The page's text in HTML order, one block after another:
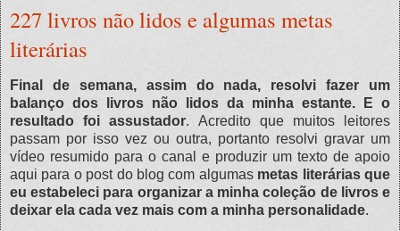
227 livros não lidos e algumas metas
literárias
Final de semana, assim do nada, resolvi fazer um
balanço dos livros não lidos da minha estante. E o
resultado foi assustador. Acredito que muitos leitores
passam por isso vez ou outra, portanto resolvi gravar um
vídeo resumido para o canal e produzir um texto de apoio
aqui para o post do blog com algumas metas literárias que
eu estabeleci para organizar a minha coleção de livros e
deixar ela cada vez mais com a minha personalidade.